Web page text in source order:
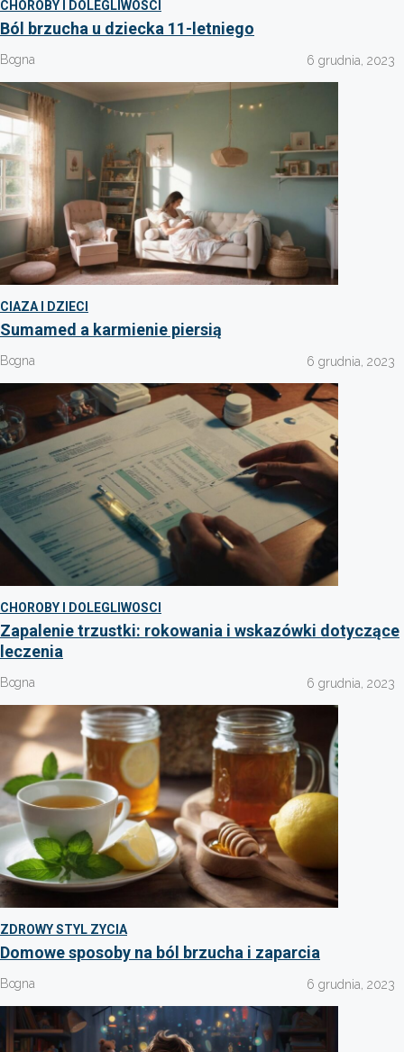
CHOROBY I DOLEGLIWOSCI
Ból brzucha u dziecka 11-letniego
Bogna 6 grudnia, 2023
CIAZA I DZIECI
Sumamed a karmienie piersią
Bogna 6 grudnia, 2023
CHOROBY I DOLEGLIWOSCI
Zapalenie trzustki: rokowania i wskazówki dotyczące
leczenia
Bogna 6 grudnia, 2023
ZDROWY STYL ZYCIA
Domowe sposoby na ból brzucha i zaparcia
Bogna 6 grudnia, 2023